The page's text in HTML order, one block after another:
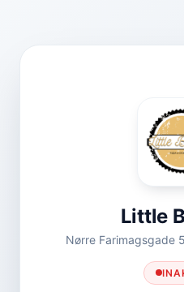
Little
Nørre Farimagsgade